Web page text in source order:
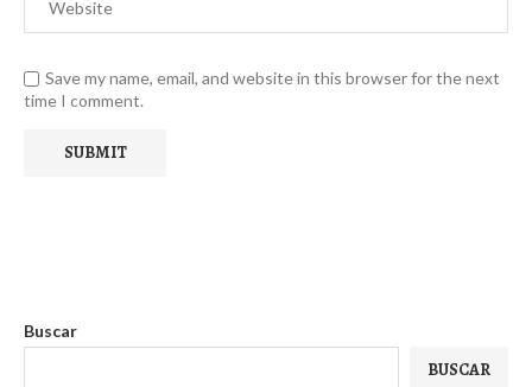
Save my name, email, and website in this browser for the next
time I comment.
Buscar
BUSCAR